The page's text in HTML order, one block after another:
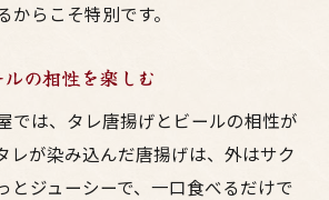
らこそ特別です。
の相性を楽しむ
では、タレ唐揚げとビールの相性が
レが染み込んだ唐揚げは、外はサク
とジューシーで、一口食べるだけで